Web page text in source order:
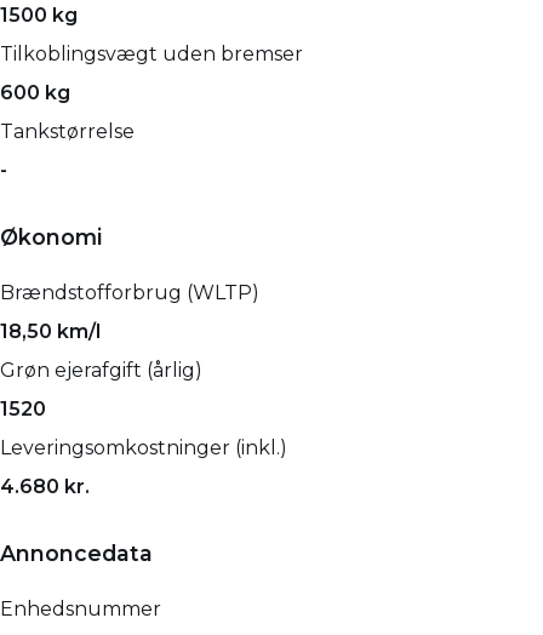
1500 kg
Tilkoblingsvægt uden bremser
600 kg
Tankstørrelse
-
Økonomi
Brændstofforbrug (WLTP)
18,50 km/l
Grøn ejerafgift (årlig)
1520
Leveringsomkostninger (inkl.)
4.680 kr.
Annoncedata
Enhedsnummer